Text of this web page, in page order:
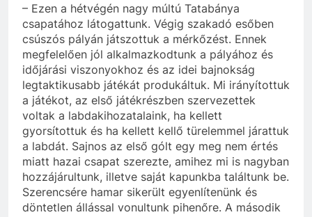
– Ezen a hétvégén nagy múltú Tatabánya
csapatához látogattunk. Végig szakadó esőben
csúszós pályán játszottuk a mérkőzést. Ennek
megfelelően jól alkalmazkodtunk a pályához és
időjárási viszonyokhoz és az idei bajnokság
legtaktikusabb játékát produkáltuk. Mi irányítottuk
a játékot, az első játékrészben szervezettek
voltak a labdakihozatalaink, ha kellett
gyorsítottuk és ha kellett kellő türelemmel járattuk
a labdát. Sajnos az első gólt egy meg nem értés
miatt hazai csapat szerezte, amihez mi is nagyban
hozzájárultunk, illetve saját kapunkba találtunk be.
Szerencsére hamar sikerült egyenlítenünk és
döntetlen állással vonultunk pihenőre. A második